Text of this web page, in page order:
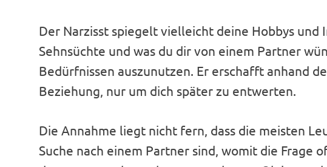
Der Narzisst spiegelt vielleicht deine Hobbys und
Sehnsüchte und was du dir von einem Partner
Bedürfnissen auszunutzen. Er erschafft anhand
Beziehung, nur um dich später zu entwerten.
Die Annahme liegt nicht fern, dass die meisten
Suche nach einem Partner sind, womit die Frage